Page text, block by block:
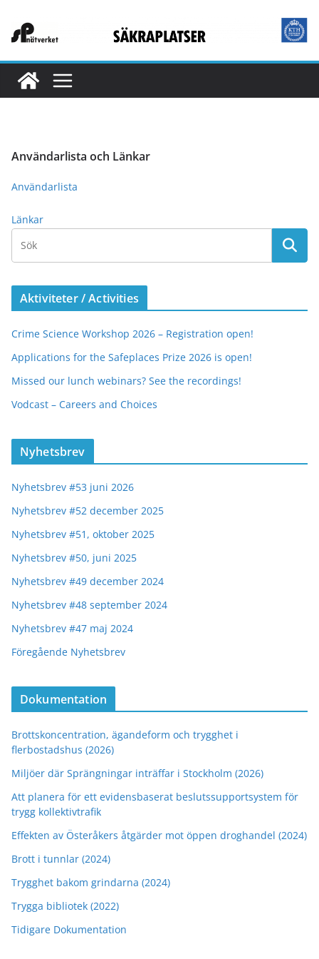
Användarlista och Länkar
Användarlista
Länkar
Aktiviteter / Activities
Crime Science Workshop 2026 – Registration open!
Applications for the Safeplaces Prize 2026 is open!
Missed our lunch webinars? See the recordings!
Vodcast – Careers and Choices
Nyhetsbrev
Nyhetsbrev #53 juni 2026
Nyhetsbrev #52 december 2025
Nyhetsbrev #51, oktober 2025
Nyhetsbrev #50, juni 2025
Nyhetsbrev #49 december 2024
Nyhetsbrev #48 september 2024
Nyhetsbrev #47 maj 2024
Föregående Nyhetsbrev
Dokumentation
Brottskoncentration, ägandeform och trygghet i
flerbostadshus (2026)
Miljöer där Sprängningar inträffar i Stockholm (2026)
Att planera för ett evidensbaserat beslutssupportsystem för
trygg kollektivtrafik
Effekten av Österåkers åtgärder mot öppen droghandel (2024)
Brott i tunnlar (2024)
Trygghet bakom grindarna (2024)
Trygga bibliotek (2022)
Tidigare Dokumentation